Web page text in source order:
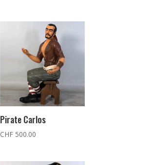
Pirate Carlos
CHF500.00